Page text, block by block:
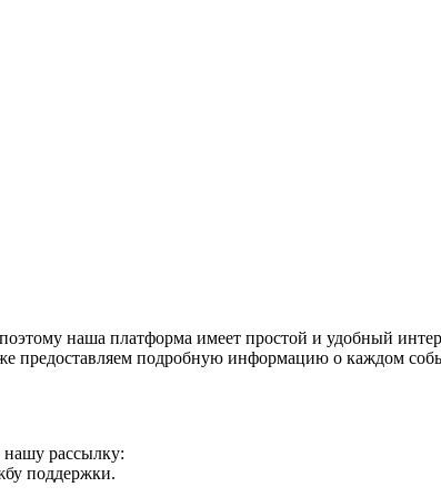
наша платформа имеет простой и удобный
предоставляем подробную информацию о каждом
нашу рассылку:
поддержки.